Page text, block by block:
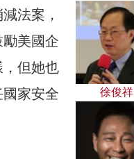
法案，
美國企
但她也
家安全
徐俊祥